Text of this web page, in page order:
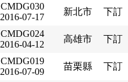
CMDG030
2016-07-17
新北市 下訂
CMDG024
2016-04-12
高雄市 下訂
CMDG019
2016-07-09
苗栗縣 下訂